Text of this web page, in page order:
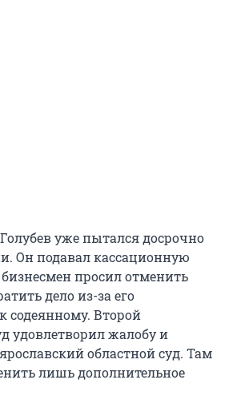
уже пытался досрочно
Он подавал кассационную
просил отменить
дело из-за его
содеянному. Второй
удовлетворил жалобу и
областной суд. Там
лишь дополнительное